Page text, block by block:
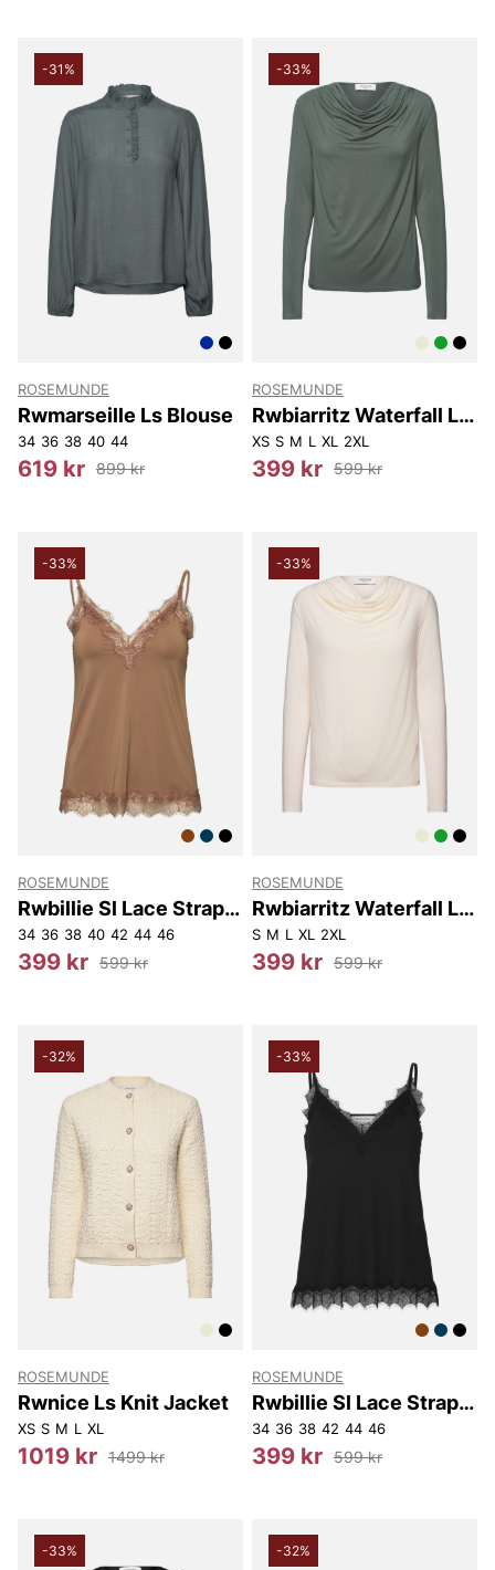
-31%
ROSEMUNDE
Rwmarseille Ls Blouse
34 36 38 40 44
619 kr 899 kr
-33%
ROSEMUNDE
Rwbiarritz Waterfall Ls
T-shirt
XS S M L XL 2XL
399 kr 599 kr
-33%
ROSEMUNDE
Rwbillie Sl Lace Strap
Top
34 36 38 40 42 44 46
399 kr 599 kr
-33%
ROSEMUNDE
Rwbiarritz Waterfall Ls
T-shirt
S M L XL 2XL
399 kr 599 kr
-32%
ROSEMUNDE
Rwnice Ls Knit Jacket
XS S M L XL
1019 kr 1499 kr
-33%
ROSEMUNDE
Rwbillie Sl Lace Strap
Top
34 36 38 42 44 46
399 kr 599 kr
-33% -32%